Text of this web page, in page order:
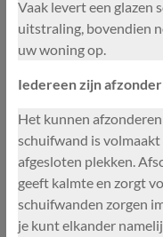
Vaak levert een glazen
uitstraling, bovendien
uw woning op.
Iedereen zijn
Het kunnen
schuifwand is
afgesloten plekken.
geeft kalmte en zorgt
schuifwanden zorgen
je kunt elkander